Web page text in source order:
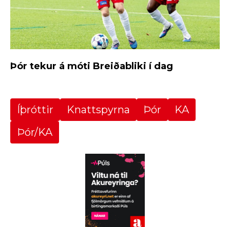
Þór tekur á móti Breiðabliki í dag
Íþróttir Knattspyrna Þór
KA
Þór/KA